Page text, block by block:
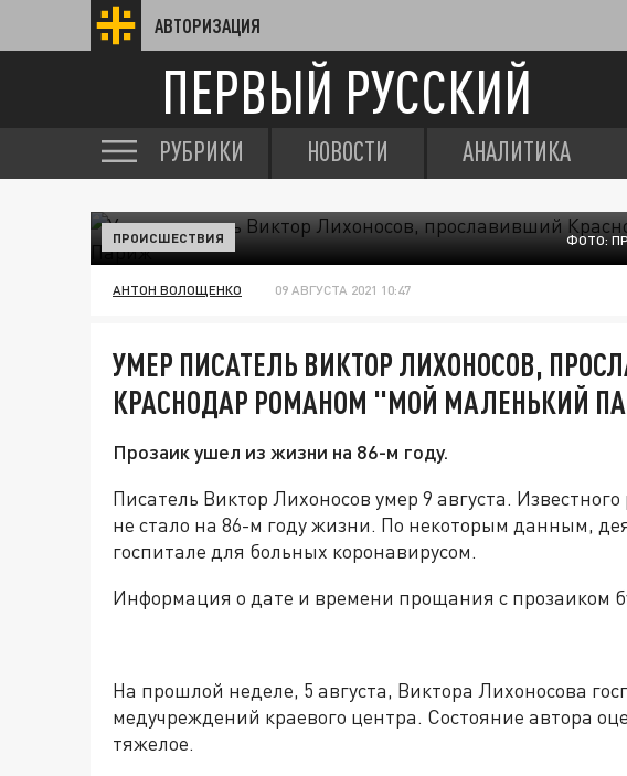
АВТОРИЗАЦИЯ
ПЕРВЫЙ РУССКИЙ
РУБРИКИ НОВОСТИ АНАЛИТИКА
ФОТО:
ПРОИСШЕСТВИЯ
АНТОН ВОЛОЩЕНКО 09 АВГУСТА 2021 10:47
УМЕР ПИСАТЕЛЬ ВИКТОР ЛИХОНОСОВ,
КРАСНОДАР РОМАНОМ "МОЙ МАЛЕНЬКИЙ
Прозаик ушел из жизни на 86-м году.
Писатель Виктор Лихоносов умер 9 августа. Известного
не стало на 86-м году жизни. По некоторым данным,
госпитале для больных коронавирусом.
Информация о дате и времени прощания с прозаиком
На прошлой неделе, 5 августа, Виктора Лихоносова
медучреждений краевого центра. Состояние автора
тяжелое.